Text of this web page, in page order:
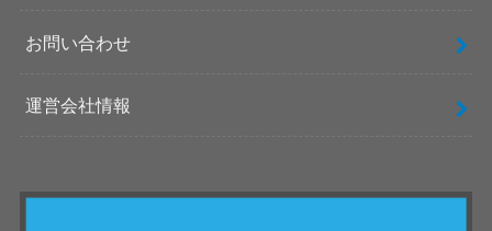
お問い合わせ
運営会社情報